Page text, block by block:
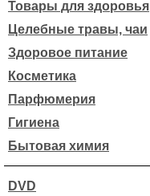
Товары для здоровья
Целебные травы, чаи
Здоровое питание
Косметика
Парфюмерия
Гигиена
Бытовая химия
DVD